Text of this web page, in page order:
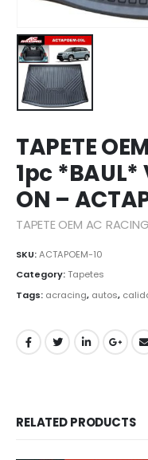
TAPETE
1pc *BAUL*
ON –
TAPETE OEM AC
SKU:ACTAPOEM-10
Category:Tapetes
Tags: acracing, autos,
RELATED PRODUCTS